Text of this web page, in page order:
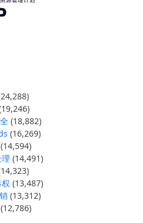
(18,882)
(16,269)
(14,594)
(14,491)
(13,487)
(13,312)
(12,786)